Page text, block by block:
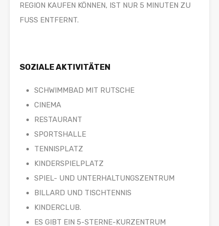
REGION KAUFEN KÖNNEN, IST NUR 5 MINUTEN ZU
FUSS ENTFERNT.
SOZIALE AKTIVITÄTEN
SCHWIMMBAD MIT RUTSCHE
CINEMA
RESTAURANT
SPORTSHALLE
TENNISPLATZ
KINDERSPIELPLATZ
SPIEL- UND UNTERHALTUNGSZENTRUM
BILLARD UND TISCHTENNIS
KINDERCLUB.
ES GIBT EIN 5-STERNE-KURZENTRUM